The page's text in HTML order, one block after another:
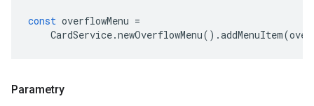
const overflowMenu =
CardService.newOverflowMenu().addMenuItem(
Parametry